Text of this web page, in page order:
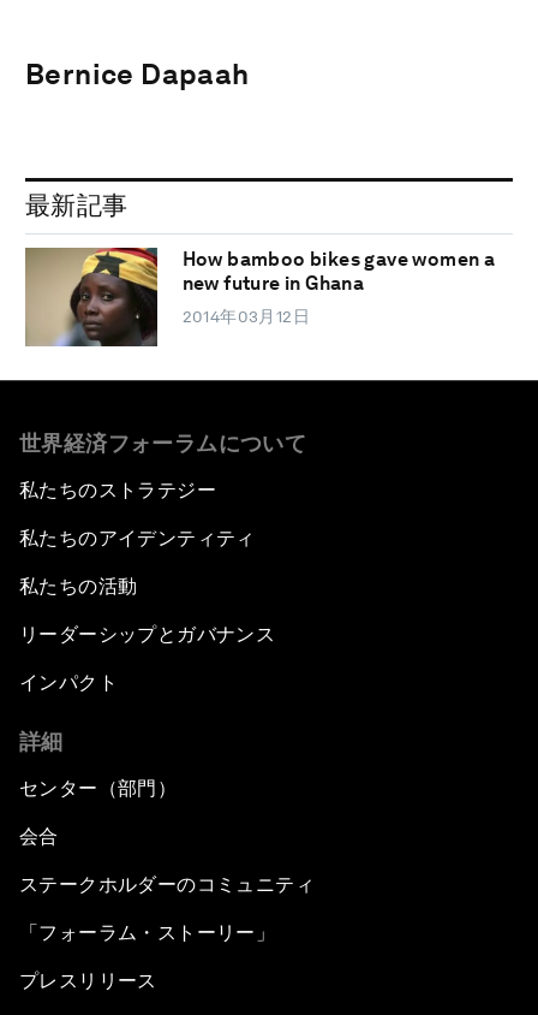
Bernice Dapaah
最新記事
How bamboo bikes gave women a
new future in Ghana
2014年03月12日
世界経済フォーラムについて
私たちのストラテジー
私たちのアイデンティティ
私たちの活動
リーダーシップとガバナンス
インパクト
詳細
センター（部門）
会合
ステークホルダーのコミュニティ
「フォーラム・ストーリー」
プレスリリース